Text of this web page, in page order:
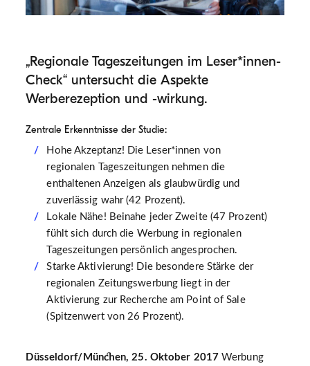
„Regionale Tageszeitungen im Leser*innen-
Check“ untersucht die Aspekte
Werberezeption und -wirkung.
Zentrale Erkenntnisse der Studie:
Hohe Akzeptanz! Die Leser*innen von
regionalen Tageszeitungen nehmen die
enthaltenen Anzeigen als glaubwürdig und
zuverlässig wahr (42 Prozent).
Lokale Nähe! Beinahe jeder Zweite (47 Prozent)
fühlt sich durch die Werbung in regionalen
Tageszeitungen persönlich angesprochen.
Starke Aktivierung! Die besondere Stärke der
regionalen Zeitungswerbung liegt in der
Aktivierung zur Recherche am Point of Sale
(Spitzenwert von 26 Prozent).
Düsseldorf/München, 25. Oktober 2017 Werbung